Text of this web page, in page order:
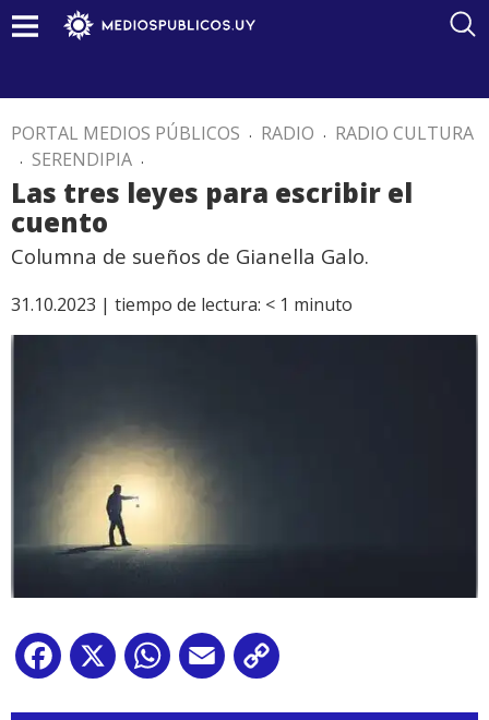
PORTAL MEDIOS PÚBLICOS . RADIO . RADIO CULTURA
. SERENDIPIA .
Las tres leyes para escribir el
cuento
Columna de sueños de Gianella Galo.
31.10.2023 | tiempo de lectura: < 1 minuto
Facebook
X WhatsApp
Email
Reproductor